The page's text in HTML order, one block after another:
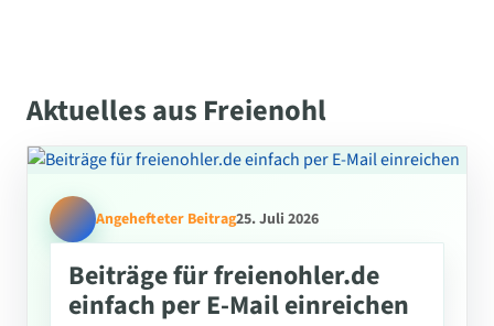
Aktuelles aus Freienohl
Angehefteter Beitrag25. Juli 2026
Beiträge für freienohler.de
einfach per E-Mail einreichen